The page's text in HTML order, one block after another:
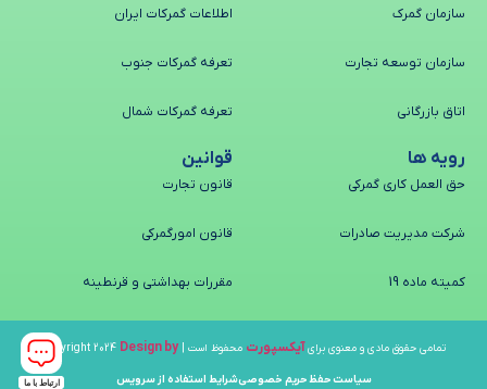
سازمان گمرک
سازمان توسعه تجارت
اتاق بازرگانی
اطلاعات گمرکات ایران
تعرفه گمرکات جنوب
تعرفه گمرکات شمال
رویه ها
حق العمل کاری گمرکی
شرکت مدیریت صادرات
کمیته ماده 19
قوانین
قانون تجارت
قانون امورگمرکی
مقررات بهداشتی و قرنطینه
تمامی حقوق مادی و معنوی برایآیکسپورت محفوظ است | Copyright 2024 Design by
سیاست حفظ حریم خصوصیشرایط استفاده از سرویس ارتباط با ما